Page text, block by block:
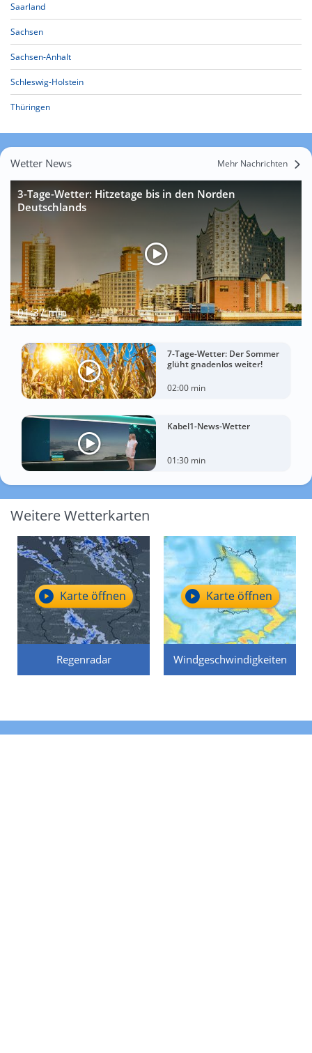
Saarland
Sachsen
Sachsen-Anhalt
Schleswig-Holstein
Thüringen
Wetter News Mehr Nachrichten
3-Tage-Wetter: Hitzetage bis in den Norden
Deutschlands
01:37 min
7-Tage-Wetter: Der Sommer
glüht gnadenlos weiter!
02:00 min
Kabel1-News-Wetter
01:30 min
Weitere Wetterkarten
Regenradar
Karte öffnen
Windgeschwindigkeiten
Karte öffnen